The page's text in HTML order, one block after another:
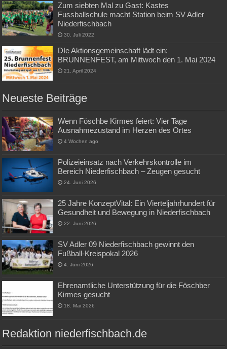
Zum siebten Mal zu Gast: Kastes
Fussballschule macht Station beim SV Adler
Niederfischbach
30. Juli 2022
DIe Aktionsgemeinschaft lädt ein:
BRUNNENFEST, am Mittwoch den 1. Mai 2024
21. April 2024
Neueste Beiträge
Wenn Föschbe Kirmes feiert: Vier Tage
Ausnahmezustand im Herzen des Ortes
4 Wochen ago
Polizeieinsatz nach Verkehrskontrolle im
Bereich Niederfischbach – Zeugen gesucht
24. Juni 2026
25 Jahre KonzeptVital: Ein Vierteljahrhundert für
Gesundheit und Bewegung in Niederfischbach
22. Juni 2026
SV Adler 09 Niederfischbach gewinnt den
Fußball-Kreispokal 2026
4. Juni 2026
Ehrenamtliche Unterstützung für die Föschber
Kirmes gesucht
18. Mai 2026
Redaktion niederfischbach.de